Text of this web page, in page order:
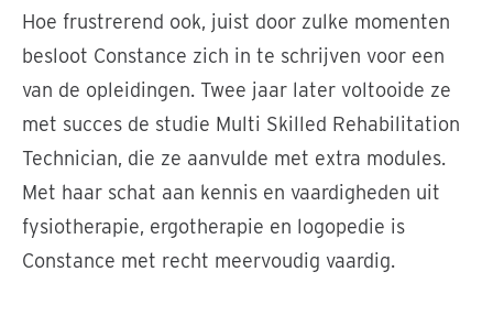
Hoe frustrerend ook, juist door zulke momenten
besloot Constance zich in te schrijven voor een
van de opleidingen. Twee jaar later voltooide ze
met succes de studie Multi Skilled Rehabilitation
Technician, die ze aanvulde met extra modules.
Met haar schat aan kennis en vaardigheden uit
fysiotherapie, ergotherapie en logopedie is
Constance met recht meervoudig vaardig.